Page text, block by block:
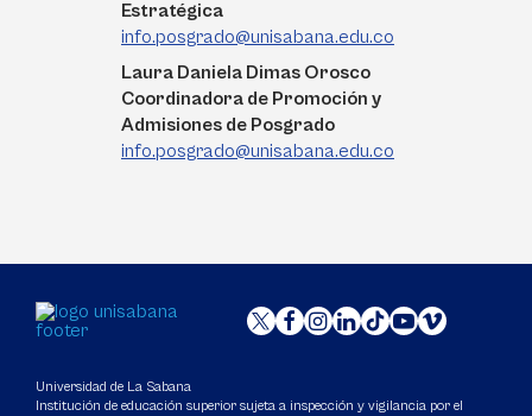
Estratégica
info.posgrado@unisabana.edu.co
Laura Daniela Dimas Orosco
Coordinadora de Promoción y
Admisiones de Posgrado
info.posgrado@unisabana.edu.co
Universidad de La Sabana
Institución de educación superior sujeta a inspección y vigilancia por el